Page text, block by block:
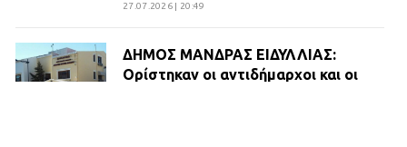
27.07.2026 | 20:49
ΔΗΜΟΣ ΜΑΝΔΡΑΣ ΕΙΔΥΛΛΙΑΣ:
Ορίστηκαν οι αντιδήμαρχοι και οι